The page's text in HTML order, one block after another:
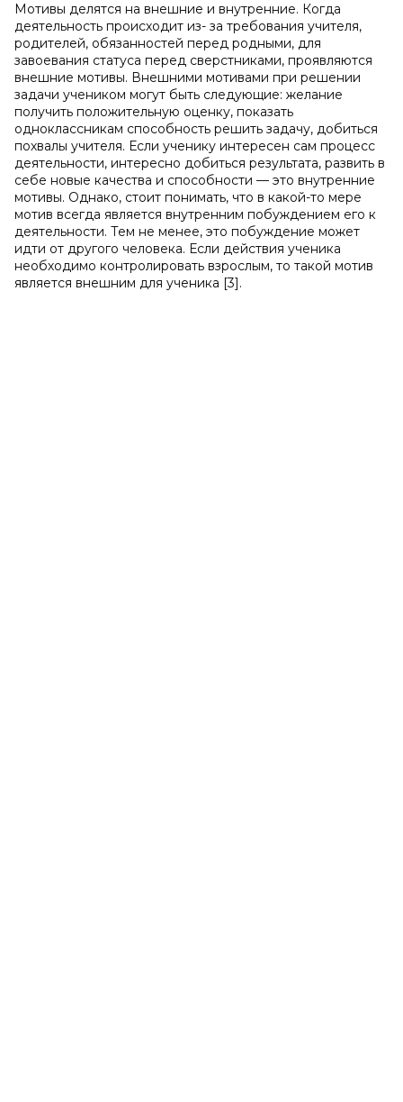
Мотивы делятся на внешние и внутренние. Когда
деятельность происходит из- за требования учителя,
родителей, обязанностей перед родными, для
завоевания статуса перед сверстниками, проявляются
внешние мотивы. Внешними мотивами при решении
задачи учеником могут быть следующие: желание
получить положительную оценку, показать
одноклассникам способность решить задачу, добиться
похвалы учителя. Если ученику интересен сам процесс
деятельности, интересно добиться результата, развить в
себе новые качества и способности — это внутренние
мотивы. Однако, стоит понимать, что в какой-то мере
мотив всегда является внутренним побуждением его к
деятельности. Тем не менее, это побуждение может
идти от другого человека. Если действия ученика
необходимо контролировать взрослым, то такой мотив
является внешним для ученика [3].